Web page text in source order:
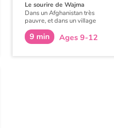
Le sourire de Wajma
Dans un Afghanistan très
pauvre, et dans un village
trop pauvre, il arrive qu’une
famille se voit contrainte de
céder sa jeune fille Wajma à
9 min Ages 9-12